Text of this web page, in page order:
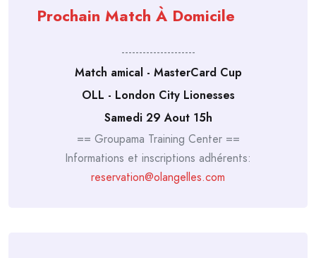
Prochain Match À Domicile
---------------------
Match amical - MasterCard Cup
OLL - London City Lionesses
Samedi 29 Aout 15h
== Groupama Training Center ==
Informations et inscriptions adhérents:
reservation@olangelles.com